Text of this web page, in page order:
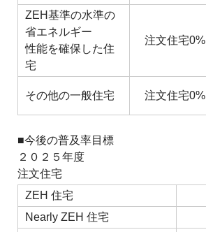
ZEH基準の水準の
省エネルギー
性能を確保した住
宅
注文住宅0%
その他の一般住宅 注文住宅0%
■今後の普及率目標
２０２５年度
注文住宅
ZEH 住宅
Nearly ZEH 住宅